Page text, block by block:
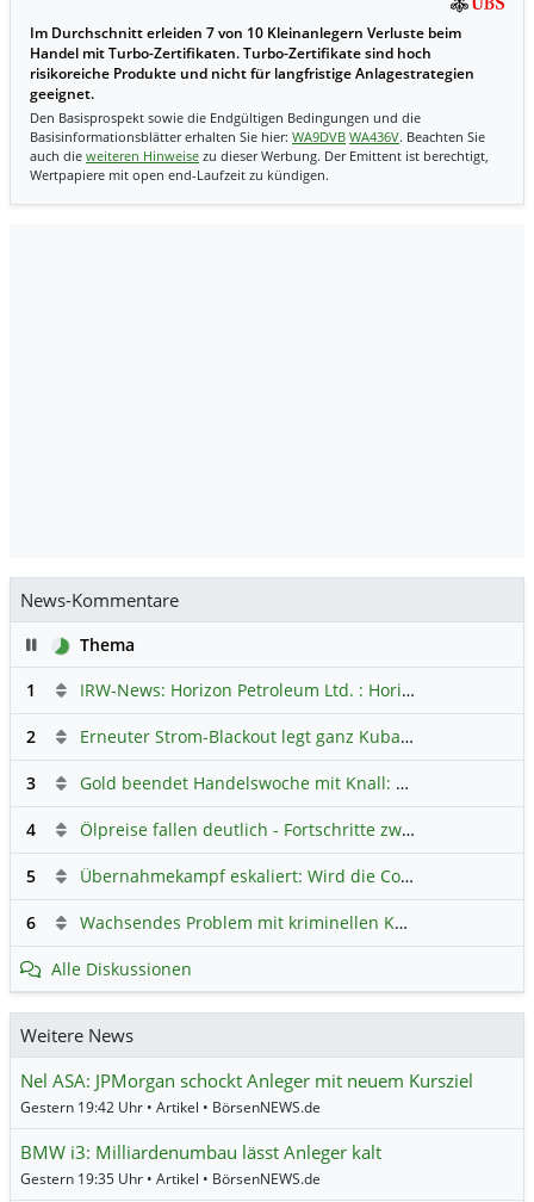
Im Durchschnitt erleiden 7 von 10 Kleinanlegern Verluste beim
Handel mit Turbo-Zertifikaten. Turbo-Zertifikate sind hoch
risikoreiche Produkte und nicht für langfristige Anlagestrategien
geeignet.
Den Basisprospekt sowie die Endgültigen Bedingungen und die
Basisinformationsblätter erhalten Sie hier: WA9DVB WA436V. Beachten Sie
auch die weiteren Hinweise zu dieser Werbung. Der Emittent ist berechtigt,
Wertpapiere mit open end-Laufzeit zu kündigen.
News-Kommentare
PauseThema
1
IRW-News: Horizon Petroleum Ltd. : Horizon Petroleum beginnt mit der Testförderung im Projekt Lachowice in Polen und schließt die Platzierung einer überzeichneten Wandelanleihe ab
2 Erneuter Strom-Blackout legt ganz Kuba lahm
3 Gold beendet Handelswoche mit Knall: Barrick Mining – Ist diese Aktie wieder ein Kauf?
4 Ölpreise fallen deutlich - Fortschritte zwischen USA und Iran belasten
5 Übernahmekampf eskaliert: Wird die Commerzbank italienisch?
6 Wachsendes Problem mit kriminellen Kunden im Online-Handel
Alle Diskussionen
Weitere News
Nel ASA: JPMorgan schockt Anleger mit neuem Kursziel
Gestern 19:42 Uhr • Artikel • BörsenNEWS.de
BMW i3: Milliardenumbau lässt Anleger kalt
Gestern 19:35 Uhr • Artikel • BörsenNEWS.de